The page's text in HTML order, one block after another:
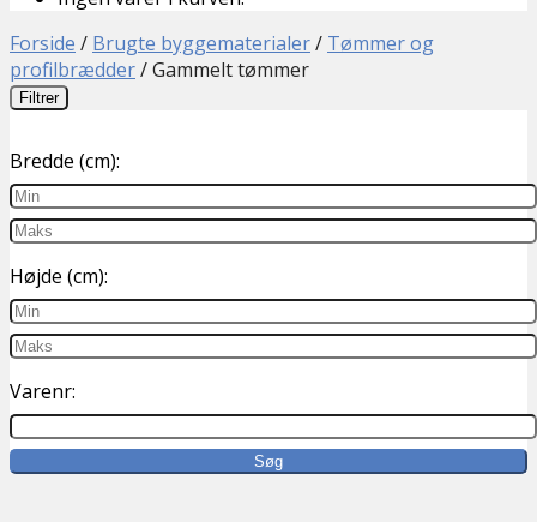
Forside / Brugte byggematerialer/ Tømmer og
profilbrædder/Gammelt tømmer
Filtrer
Bredde (cm):
Højde (cm):
Varenr: